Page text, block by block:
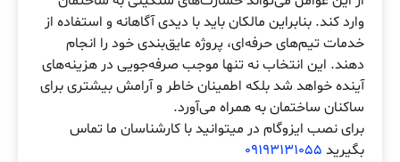
وارد کند. بنابراین مالکان باید با دیدی آگاهانه و استفاده از
خدمات تیم‌های حرفه‌ای، پروژه عایق‌بندی خود را انجام
دهند. این انتخاب نه تنها موجب صرفه‌جویی در هزینه‌های
آینده خواهد شد بلکه اطمینان خاطر و آرامش بیشتری برای
ساکنان ساختمان به همراه می‌آورد.
برای نصب ایزوگام در میتوانید با کارشناسان ما تماس
بگیرید 09193131055